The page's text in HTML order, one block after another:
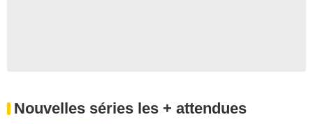
Nouvelles séries les + attendues